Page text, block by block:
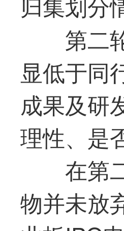
第二
显低于同
成果及研
理性、是
在第
物并未放